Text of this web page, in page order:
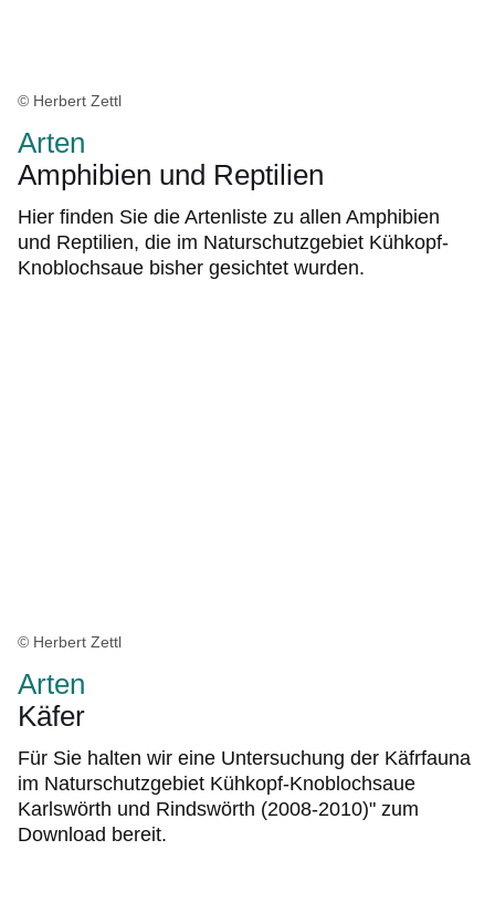
© Herbert Zettl
Arten
Amphibien und Reptilien
Hier finden Sie die Artenliste zu allen Amphibien
und Reptilien, die im Naturschutzgebiet Kühkopf-
Knoblochsaue bisher gesichtet wurden.
© Herbert Zettl
Arten
Käfer
Für Sie halten wir eine Untersuchung der Käfrfauna
im Naturschutzgebiet Kühkopf-Knoblochsaue
Karlswörth und Rindswörth (2008-2010)" zum
Download bereit.